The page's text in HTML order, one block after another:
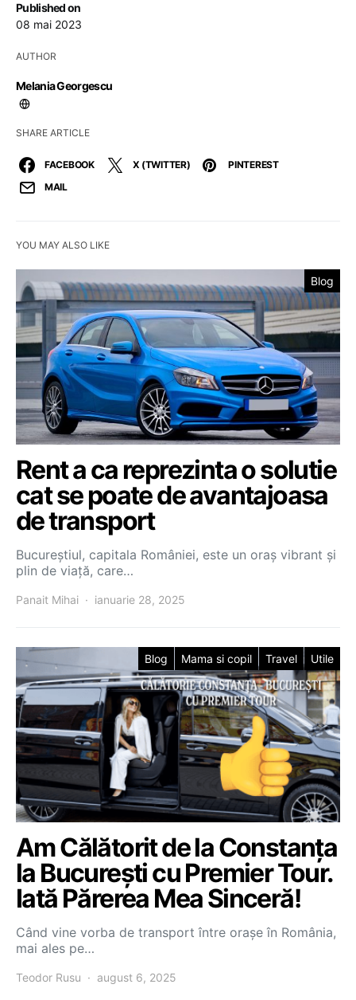
Published on
08 mai 2023
AUTHOR
Melania Georgescu
SHARE ARTICLE
FACEBOOK X (TWITTER)
PINTEREST
MAIL
YOU MAY ALSO LIKE
Blog
Rent a ca reprezinta o solutie
cat se poate de avantajoasa
de transport
Bucureștiul, capitala României, este un oraș vibrant și
plin de viață, care…
Panait Mihai ianuarie 28, 2025
Blog Mama si copil Travel Utile
Am Călătorit de la Constanța
la București cu Premier Tour.
Iată Părerea Mea Sinceră!
Când vine vorba de transport între orașe în România,
mai ales pe…
Teodor Rusu august 6, 2025